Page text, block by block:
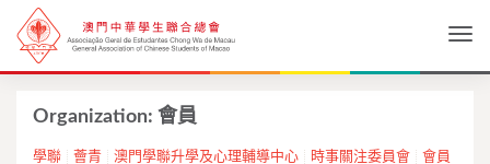
Organization: 會員
學聯 薈青 澳門學聯升學及心理輔導中心 時事關注委員會
會員